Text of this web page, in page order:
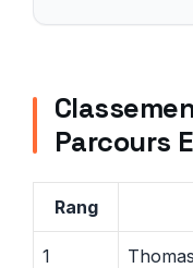
Parcours
Rang
1